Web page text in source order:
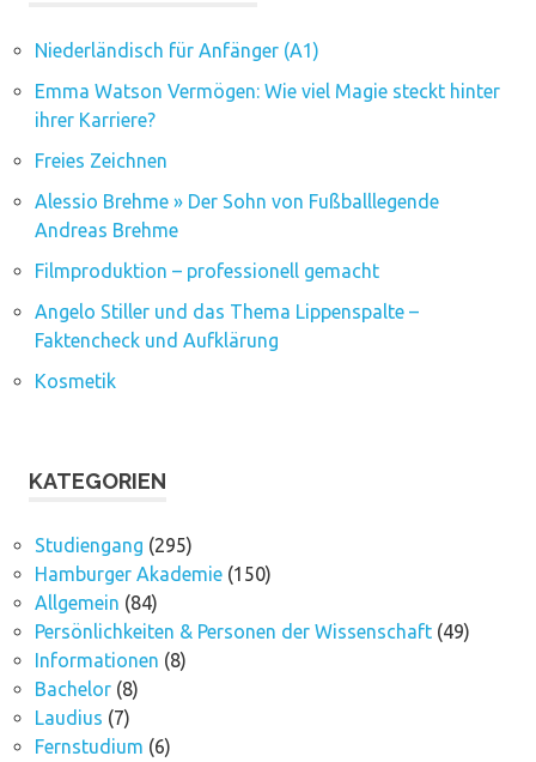
Niederländisch für Anfänger (A1)
Emma Watson Vermögen: Wie viel Magie steckt hinter
ihrer Karriere?
Freies Zeichnen
Alessio Brehme » Der Sohn von Fußballlegende
Andreas Brehme
Filmproduktion – professionell gemacht
Angelo Stiller und das Thema Lippenspalte –
Faktencheck und Aufklärung
Kosmetik
KATEGORIEN
Studiengang (295)
Hamburger Akademie(150)
Allgemein (84)
Persönlichkeiten & Personen der Wissenschaft(49)
Informationen (8)
Bachelor(8)
Laudius (7)
Fernstudium (6)